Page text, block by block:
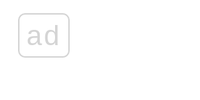
ad